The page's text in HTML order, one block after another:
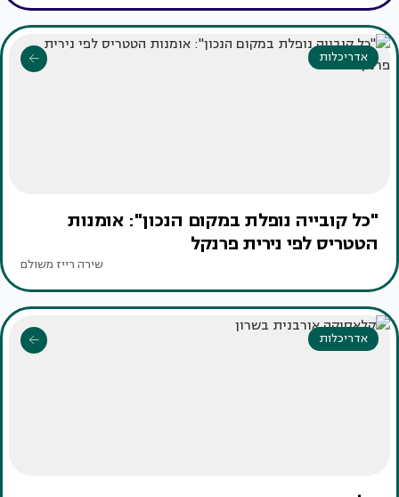
אדריכלות
"כל קובייה נופלת במקום הנכון": אומנות
הטטריס לפי נירית פרנקל
שירה רייז משולם
אדריכלות